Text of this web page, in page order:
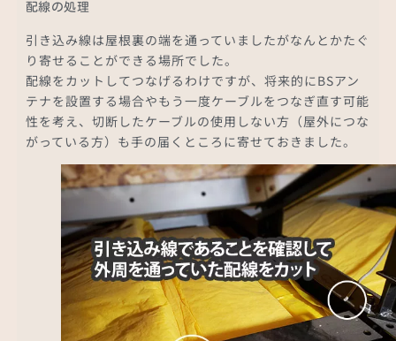
配線の処理
引き込み線は屋根裏の端を通っていましたがなんとかたぐ
り寄せることができる場所でした。
配線をカットしてつなげるわけですが、将来的にBSアン
テナを設置する場合やもう一度ケーブルをつなぎ直す可能
性を考え、切断したケーブルの使用しない方（屋外につな
がっている方）も手の届くところに寄せておきました。